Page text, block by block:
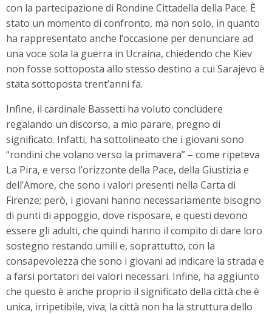
con la partecipazione di Rondine Cittadella della Pace. È
stato un momento di confronto, ma non solo, in quanto
ha rappresentato anche l’occasione per denunciare ad
una voce sola la guerra in Ucraina, chiedendo che Kiev
non fosse sottoposta allo stesso destino a cui Sarajevo è
stata sottoposta trent’anni fa.
Infine, il cardinale Bassetti ha voluto concludere
regalando un discorso, a mio parare, pregno di
significato. Infatti, ha sottolineato che i giovani sono
“rondini che volano verso la primavera” – come ripeteva
La Pira, e verso l’orizzonte della Pace, della Giustizia e
dell’Amore, che sono i valori presenti nella Carta di
Firenze; però, i giovani hanno necessariamente bisogno
di punti di appoggio, dove risposare, e questi devono
essere gli adulti, che quindi hanno il compito di dare loro
sostegno restando umili e, soprattutto, con la
consapevolezza che sono i giovani ad indicare la strada e
a farsi portatori dei valori necessari. Infine, ha aggiunto
che questo è anche proprio il significato della città che è
unica, irripetibile, viva; la città non ha la struttura dello